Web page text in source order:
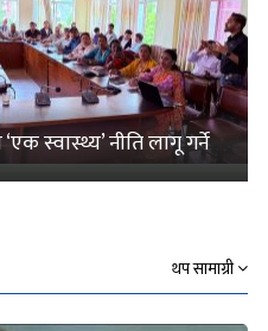
स्वास्थ्य’ नीति लागू गर्ने
थप सामाग्री